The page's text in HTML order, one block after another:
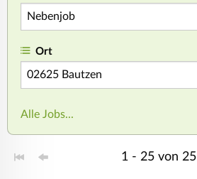
Ort
Alle Jobs...
1 - 25 von 25